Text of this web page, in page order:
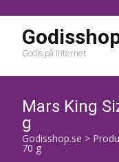
Godis på internet
Mars King
g
Godisshop.se >
70 g